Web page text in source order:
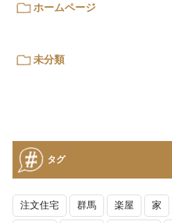
ホームページ
未分類
タグ
注文住宅 群馬 楽屋 家